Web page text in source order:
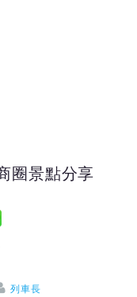
圈景點分享
列車長